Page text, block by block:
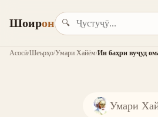
Шоирон 🔍
Асосӣ/Шеърҳо/Умари Хайём/Ин баҳри вуҷуд
Умари